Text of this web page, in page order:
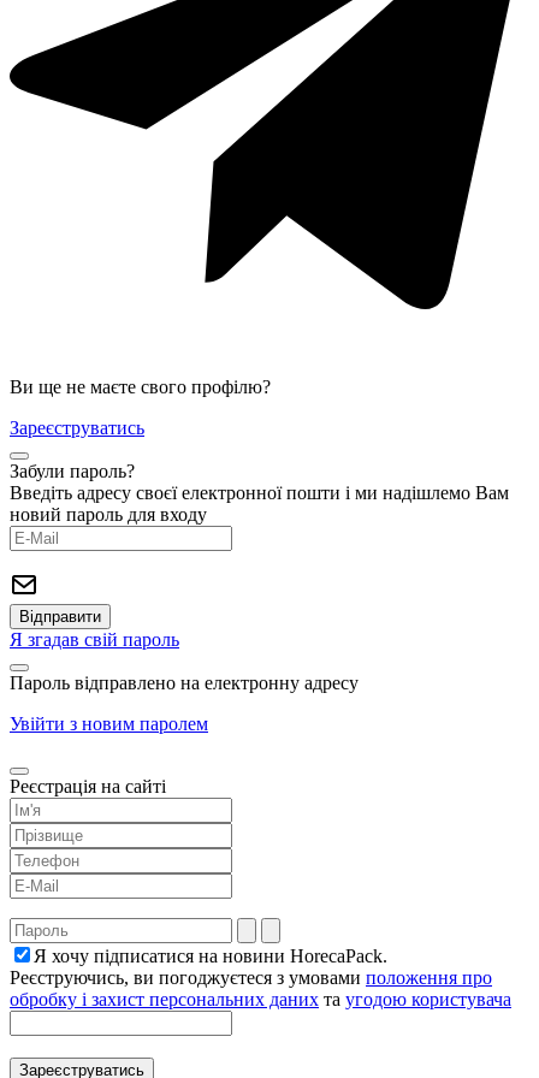
Ви ще не маєте свого профілю?
Зареєструватись
Забули пароль?
Введіть адресу своєї електронної пошти і ми надішлемо Вам
новий пароль для входу
Я згадав свій пароль
Пароль відправлено на електронну адресу
Увійти з новим паролем
Реєстрація на сайті
Я хочу підписатися на новини HorecaPack.
Реєструючись, ви погоджуєтеся з умовами положення про
обробку і захист персональних даних та угодою користувача